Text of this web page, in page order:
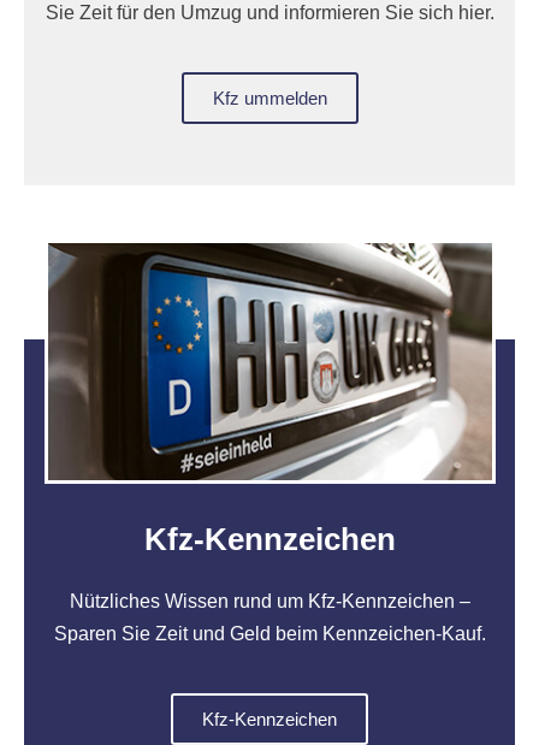
Sie Zeit für den Umzug und informieren Sie sich hier.
Kfz ummelden
Kfz-Kennzeichen
Nützliches Wissen rund um Kfz-Kennzeichen –
Sparen Sie Zeit und Geld beim Kennzeichen-Kauf.
Kfz-Kennzeichen